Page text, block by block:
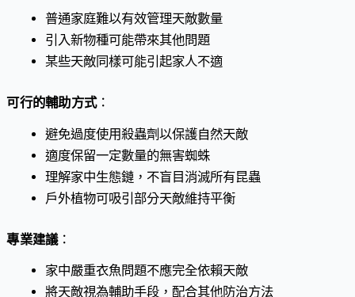
普通家庭難以有效管理天敵數量
引入新物種可能帶來其他問題
某些天敵同樣可能引起家人不適
可行的輔助方式：
避免過度使用殺蟲劑以保護自然天敵
適度保留一定數量的無害蜘蛛
理解家中生態鏈，不盲目消滅所有昆蟲
戶外植物可吸引部分天敵維持平衡
專業建議：
家中嚴重衣魚問題不應完全依賴天敵
將天敵視為輔助手段，配合其他防治方法